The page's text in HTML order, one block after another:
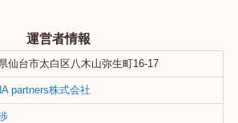
運営者情報
仙台市太白区八木山弥生町16-17
partners株式会社